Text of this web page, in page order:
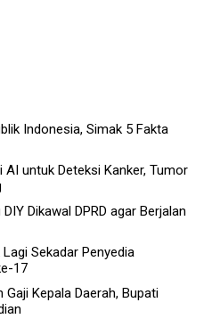
Indonesia, Simak 5 Fakta
AI untuk Deteksi Kanker, Tumor
Dikawal DPRD agar Berjalan
Sekadar Penyedia
17
Kepala Daerah, Bupati